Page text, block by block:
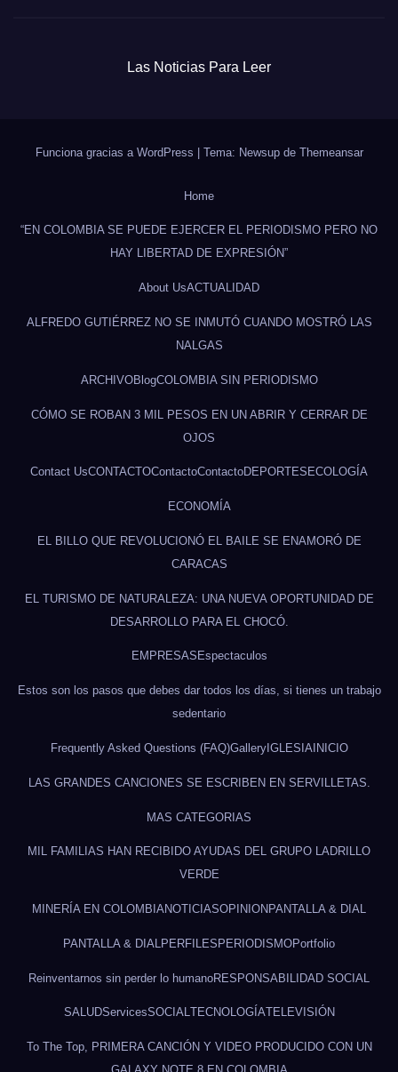
Las Noticias Para Leer
Funciona gracias a WordPress Tema: Newsup de Themeansar
Home
“EN COLOMBIA SE PUEDE EJERCER EL PERIODISMO PERO NO
HAY LIBERTAD DE EXPRESIÓN”
About UsACTUALIDAD
ALFREDO GUTIÉRREZ NO SE INMUTÓ CUANDO MOSTRÓ LAS
NALGAS
ARCHIVOBlogCOLOMBIA SIN PERIODISMO
CÓMO SE ROBAN 3 MIL PESOS EN UN ABRIR Y CERRAR DE
OJOS
Contact UsCONTACTOContactoContactoDEPORTES ECOLOGÍA
ECONOMÍA
EL BILLO QUE REVOLUCIONÓ EL BAILE SE ENAMORÓ DE
CARACAS
EL TURISMO DE NATURALEZA: UNA NUEVA OPORTUNIDAD DE
DESARROLLO PARA EL CHOCÓ.
EMPRESAS Espectaculos
Estos son los pasos que debes dar todos los días, si tienes un trabajo
sedentario
Frequently Asked Questions (FAQ)GalleryIGLESIA INICIO
LAS GRANDES CANCIONES SE ESCRIBEN EN SERVILLETAS.
MAS CATEGORIAS
MIL FAMILIAS HAN RECIBIDO AYUDAS DEL GRUPO LADRILLO
VERDE
MINERÍA EN COLOMBIANOTICIASOPINION PANTALLA & DIAL
PANTALLA & DIAL PERFILES PERIODISMOPortfolio
Reinventarnos sin perder lo humanoRESPONSABILIDAD SOCIAL
SALUDServicesSOCIALTECNOLOGÍATELEVISIÓN
To The Top, PRIMERA CANCIÓN Y VIDEO PRODUCIDO CON UN